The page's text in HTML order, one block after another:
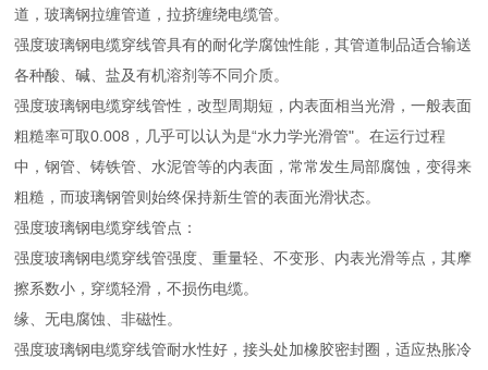
道，玻璃钢拉缠管道，拉挤缠绕电缆管。
强度玻璃钢电缆穿线管具有的耐化学腐蚀性能，其管道制品适合输送
各种酸、碱、盐及有机溶剂等不同介质。
强度玻璃钢电缆穿线管性，改型周期短，内表面相当光滑，一般表面
粗糙率可取0.008，几乎可以认为是“水力学光滑管"。在运行过程
中，钢管、铸铁管、水泥管等的内表面，常常发生局部腐蚀，变得来
粗糙，而玻璃钢管则始终保持新生管的表面光滑状态。
强度玻璃钢电缆穿线管点：
强度玻璃钢电缆穿线管强度、重量轻、不变形、内表光滑等点，其摩
擦系数小，穿缆轻滑，不损伤电缆。
缘、无电腐蚀、非磁性。
强度玻璃钢电缆穿线管耐水性好，接头处加橡胶密封圈，适应热胀冷